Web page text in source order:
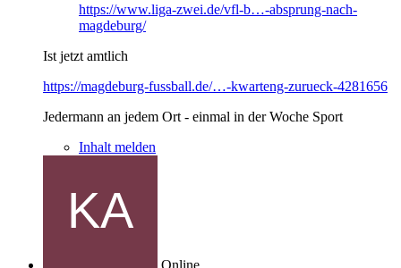
https://www.liga-zwei.de/vfl-b…-absprung-nach-
magdeburg/
Ist jetzt amtlich
https://magdeburg-fussball.de/…-kwarteng-zurueck-4281656
Jedermann an jedem Ort - einmal in der Woche Sport
Inhalt melden
Online